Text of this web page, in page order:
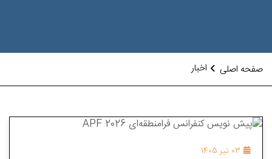
صفحه اصلی اخبار
03 تیر 1405